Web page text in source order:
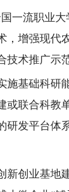
一流职业
，增强现代
术推广示
施基础科研
或联合科教
发平台体系
新创业基地